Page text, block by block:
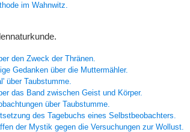
im Wahnwitz.
den Zweck der Thränen.
Gedanken über die Muttermähler.
über Taubstumme.
das Band zwischen Geist und Körper.
über Taubstumme.
des Tagebuchs eines Selbstbeobachters.
der Mystik gegen die Versuchungen zur Wollust.